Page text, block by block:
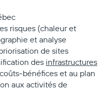
risques (chaleur et
et analyse
de sites
des infrastructures
‑bénéfices et au plan
aux activités de